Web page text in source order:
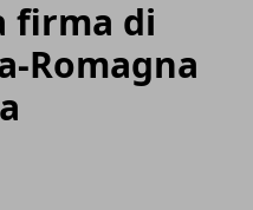
firma di
Romagna